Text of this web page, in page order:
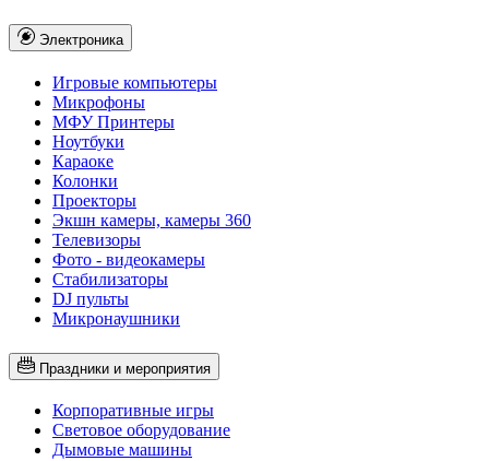
Электроника
Игровые компьютеры
Микрофоны
МФУ Принтеры
Ноутбуки
Караоке
Колонки
Проекторы
Экшн камеры, камеры 360
Телевизоры
Фото - видеокамеры
Стабилизаторы
DJ пульты
Микронаушники
Праздники и мероприятия
Корпоративные игры
Световое оборудование
Дымовые машины